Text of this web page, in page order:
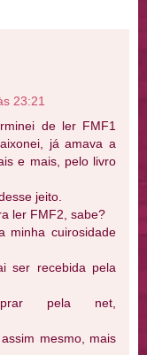
23:21
de ler FMF1
já amava a
e mais, pelo livro
jeito.
ler FMF2, sabe?
minha cuirosidade
ser recebida pela
pela net,
mesmo, mais